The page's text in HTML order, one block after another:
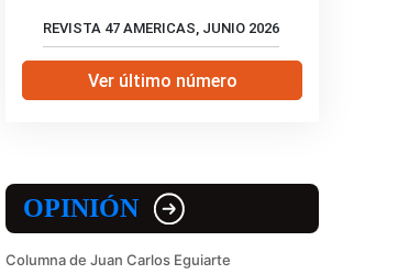
REVISTA 47 AMERICAS, JUNIO 2026
Ver último número
OPINIÓN
Columna de Juan Carlos Eguiarte